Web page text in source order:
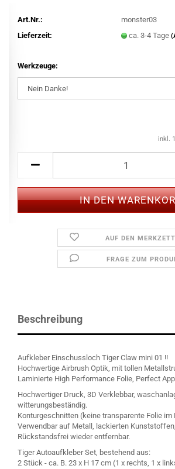
Art.Nr.:
monster03
Lieferzeit:
ca. 3-4 Tage
Werkzeuge:
inkl.
AUF DEN
FRAGE ZUM
Beschreibung
Aufkleber Einschussloch Tiger Claw mini 01 !!
Hochwertige Airbrush Optik, mit tollen
Laminierte High Performance Folie, Perfect
Hochwertiger Druck, 3D Verklebbar,
witterungsbeständig.
Konturgeschnitten (keine transparente Folie im
Verwendbar auf Metall, lackierten
Rückstandsfrei wieder entfernbar.
Tiger Autoaufkleber Set, bestehend aus:
2 Stück - ca. B. 23 x H 17 cm (1 x rechts, 1 x